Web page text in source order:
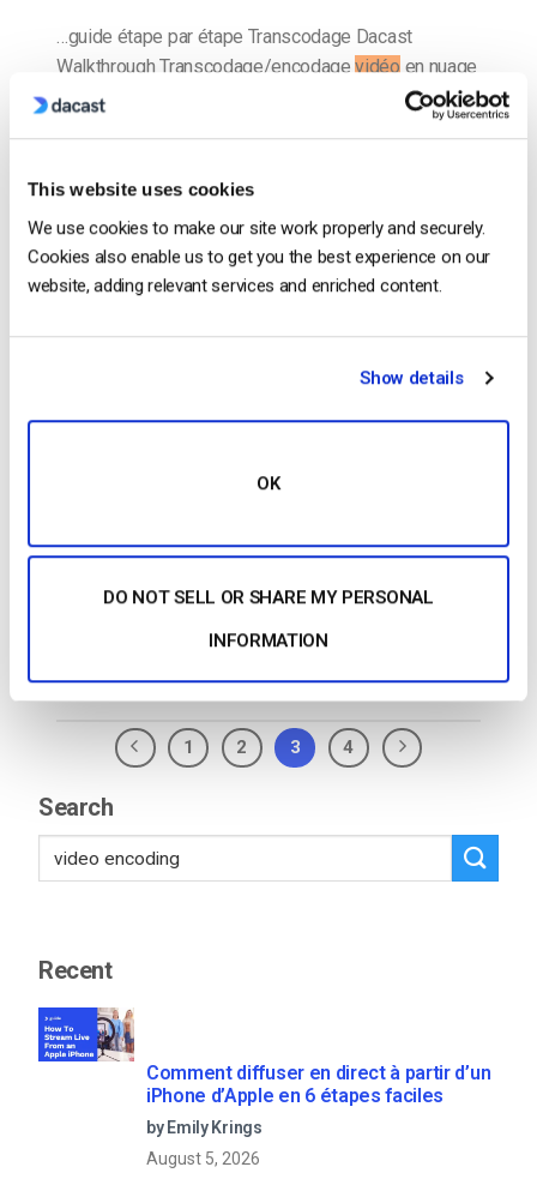
This website uses cookies
We use cookies to make our site work properly and securely.
Cookies also enable us to get you the best experience on our
website, adding relevant services and enriched content.
Show details
OK
DO NOT SELL OR SHARE MY PERSONAL
INFORMATION
…guide étape par étape Transcodage Dacast
Walkthrough Transcodage/encodagevidéoen nuage
pour les entreprises Transcodage en nuage : Qu’est-
? Qu’est-ce que
CONTINUER LA LECTURE→
…nom du flux comme indiqué ci-dessous. Assurez-
HTML5. Pour ce faire, cliquez sur l’icône de l’horloge
CONTINUER LA LECTURE
1 2 3 4
Search
Recent
Comment diffuser en direct à partir d’un
iPhone d’Apple en 6 étapes faciles
by Emily Krings
August 5, 2026